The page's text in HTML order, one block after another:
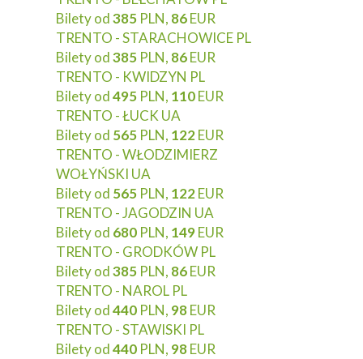
Bilety od385 PLN, 86EUR
TRENTO - STARACHOWICE PL
Bilety od385 PLN, 86EUR
TRENTO - KWIDZYN PL
Bilety od495 PLN, 110EUR
TRENTO - ŁUCK UA
Bilety od 565 PLN, 122EUR
TRENTO - WŁODZIMIERZ
WOŁYŃSKI UA
Bilety od 565 PLN, 122EUR
TRENTO - JAGODZIN UA
Bilety od 680 PLN, 149EUR
TRENTO - GRODKÓW PL
Bilety od385 PLN, 86EUR
TRENTO - NAROL PL
Bilety od440 PLN, 98EUR
TRENTO - STAWISKI PL
Bilety od440 PLN, 98EUR